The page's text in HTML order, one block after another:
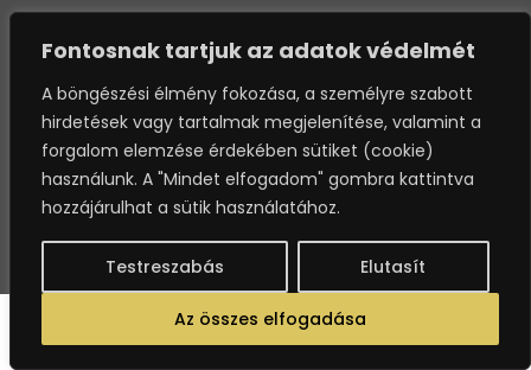
Fontosnak tartjuk az adatok védelmét
A böngészési élmény fokozása, a személyre szabott
hirdetések vagy tartalmak megjelenítése, valamint a
forgalom elemzése érdekében sütiket (cookie)
használunk. A "Mindet elfogadom" gombra kattintva
hozzájárulhat a sütik használatához.
Testreszabás Elutasít
Az összes elfogadása
KAPCSOLAT
VENDÉGTÁJÉKOZTATÓ
OSSZA MEG VÉLEMÉNYÉT
ADATKEZELÉSI SZABÁLYZAT
© 2019-2023. MARTFŰ HOTEL THERMAL SPA. MINDEN JOG FENNTARTVA!
- Fejlesztette:WEBPRO
This website stores cookies on your computer. These cookies are
used to provide a more personalized experience and to track your
whereabouts around our website in compliance with the European
General Data Protection Regulation. If you decide to to opt-out of
any future tracking, a cookie will be setup in your browser to
Accept or Deny
Decline Accept